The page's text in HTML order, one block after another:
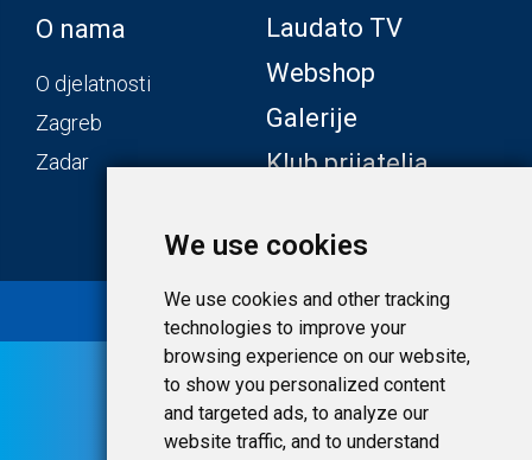
We use cookies
We use cookies and other tracking
technologies to improve your
browsing experience on our website,
to show you personalized content
and targeted ads, to analyze our
website traffic, and to understand
O nama
O djelatnosti
Zagreb
Zadar
Laudato TV
Webshop
Galerije
Klub prijatelja
© 2020 Laudato.hr |Uvjeti i privatnost